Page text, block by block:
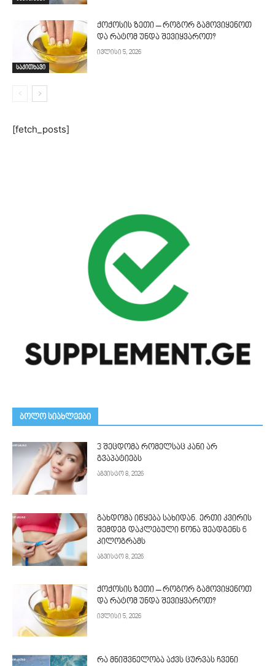
საკითხავი
ქოქოსის ზეთი – როგორ გამოვიყენოთ
და რატომ უნდა შევიყვაროთ?
ივლისი 5, 2026
[fetch_posts]
ᲑᲝᲚᲝ ᲡᲘᲐᲮᲚᲔᲔᲑᲘ
3 შეცდომა რომელსაც კანი არ
გვაპატიებს
აგვისტო 8, 2026
გახდომა იწყება სახიდან. ერთი კვირის
შემდეგ დაკლებული წონა შეადგენს 6
კილოგრამს
აგვისტო 8, 2026
ქოქოსის ზეთი – როგორ გამოვიყენოთ
და რატომ უნდა შევიყვაროთ?
ივლისი 5, 2026
რა მნიშვნელობა აქვს ცურვას ჩვენი